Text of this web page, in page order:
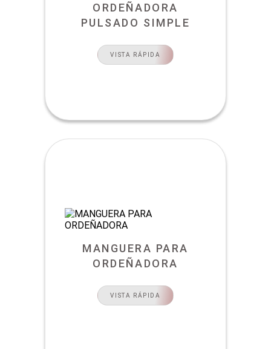
ORDEÑADORA
PULSADO SIMPLE
VISTA RÁPIDA
MANGUERA PARA
ORDEÑADORA
VISTA RÁPIDA